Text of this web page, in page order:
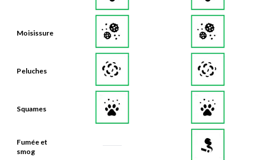
Moisissure
Peluches
Squames
Fumée et
smog